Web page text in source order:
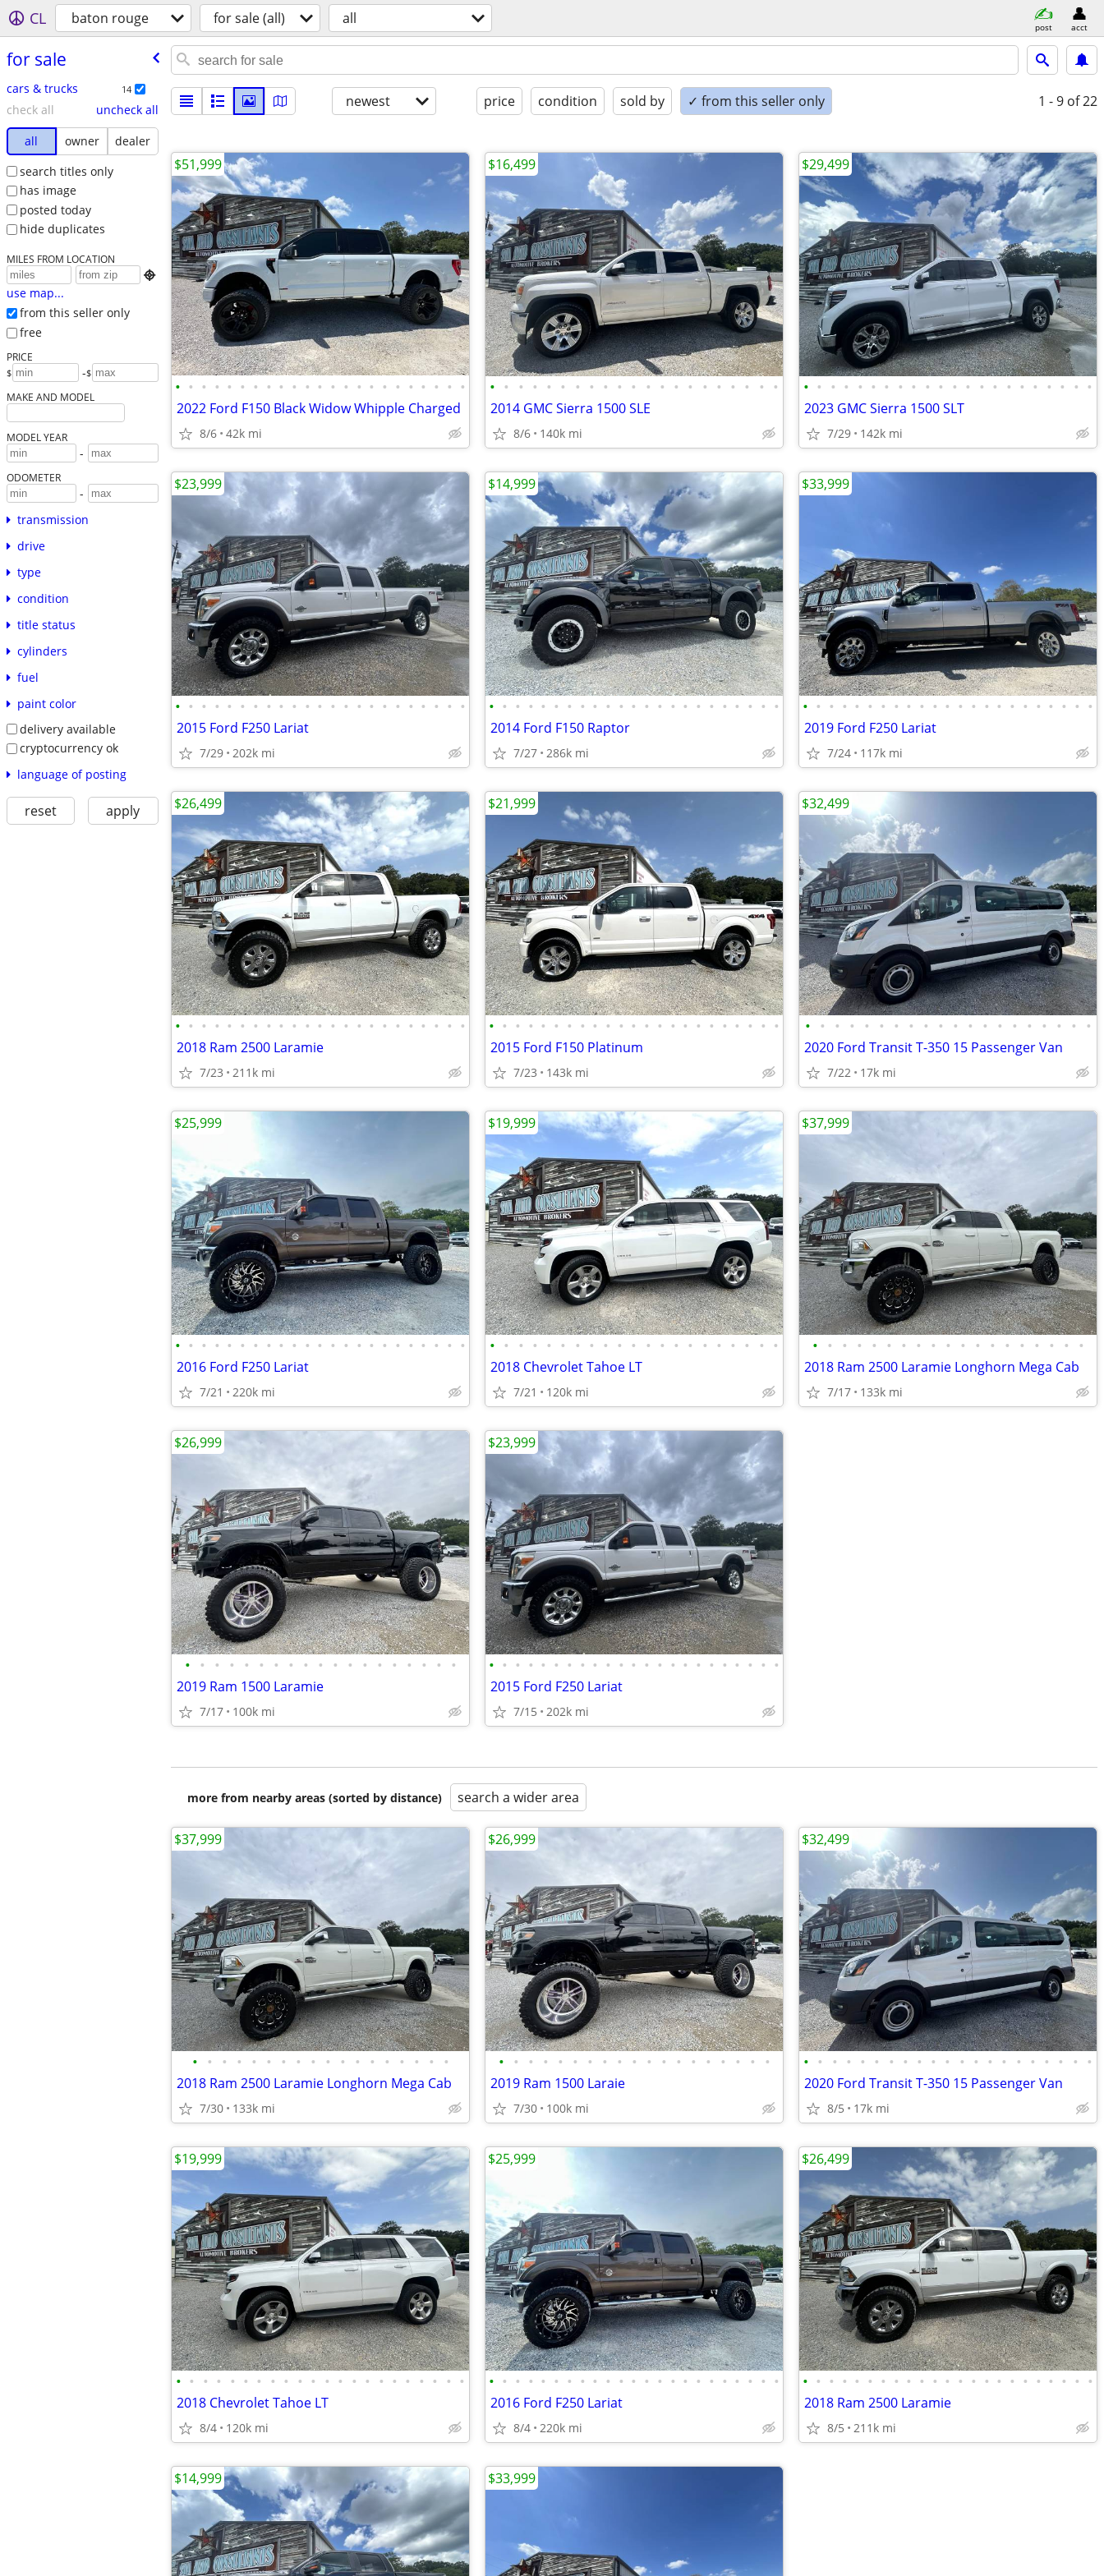
CL baton rouge for sale (all) all post acct
for sale
cars & trucks 14
check all
uncheck all
all
owner
dealer
search titles only
has image
posted today
hide duplicates
MILES FROM LOCATION

use map...
from this seller only
free
PRICE
$ -$
MAKE AND MODEL
MODEL YEAR
-
ODOMETER
-
transmission
drive
type
condition
title status
cylinders
fuel
paint color
delivery available
cryptocurrency ok
language of posting
reset apply
newest price condition sold by ✓ from this seller only 1 - 9 of 22
• • • • • • • • • • • • • • • • • • • • • • •
2022 Ford F150 Black Widow Whipple Charged
8/6 42k mi
$51,999
• • • • • • • • • • • • • • • • • • • • •
2014 GMC Sierra 1500 SLE
8/6 140k mi
$16,499
• • • • • • • • • • • • • • • • • • • • • •
2023 GMC Sierra 1500 SLT
7/29 142k mi
$29,499
• • • • • • • • • • • • • • • • • • • • • • •
2015 Ford F250 Lariat
7/29 202k mi
$23,999
• • • • • • • • • • • • • • • • • • • • • • •
2014 Ford F150 Raptor
7/27 286k mi
$14,999
• • • • • • • • • • • • • • • • • • • • • • •
2019 Ford F250 Lariat
7/24 117k mi
$33,999
• • • • • • • • • • • • • • • • • • • • • • •
2018 Ram 2500 Laramie
7/23 211k mi
$26,499
• • • • • • • • • • • • • • • • • • • • • • •
2015 Ford F150 Platinum
7/23 143k mi
$21,999
• • • • • • • • • • • • • • • • • • • •
2020 Ford Transit T-350 15 Passenger Van
7/22 17k mi
$32,499
• • • • • • • • • • • • • • • • • • • • • • •
2016 Ford F250 Lariat
7/21 220k mi
$25,999
• • • • • • • • • • • • • • • • • • • • •
2018 Chevrolet Tahoe LT
7/21 120k mi
$19,999
• • • • • • • • • • • • • • • • • • •
2018 Ram 2500 Laramie Longhorn Mega Cab
7/17 133k mi
$37,999
• • • • • • • • • • • • • • • • • • •
2019 Ram 1500 Laramie
7/17 100k mi
$26,999
• • • • • • • • • • • • • • • • • • • • • • •
2015 Ford F250 Lariat
7/15 202k mi
$23,999
more from nearby areas (sorted by distance) search a wider area
• • • • • • • • • • • • • • • • • •
2018 Ram 2500 Laramie Longhorn Mega Cab
7/30 133k mi
$37,999
• • • • • • • • • • • • • • • • • • •
2019 Ram 1500 Laraie
7/30 100k mi
$26,999
• • • • • • • • • • • • • • • • • • • • •
2020 Ford Transit T-350 15 Passenger Van
8/5 17k mi
$32,499
• • • • • • • • • • • • • • • • • • • • • •
2018 Chevrolet Tahoe LT
8/4 120k mi
$19,999
• • • • • • • • • • • • • • • • • • • • • • •
2016 Ford F250 Lariat
8/4 220k mi
$25,999
• • • • • • • • • • • • • • • • • • • • • • •
2018 Ram 2500 Laramie
8/5 211k mi
$26,499
$14,999 $33,999